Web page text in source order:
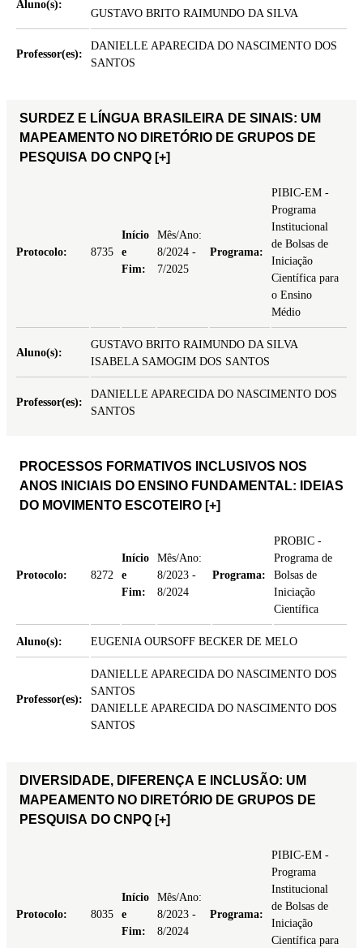
Aluno(s):
GUSTAVO BRITO RAIMUNDO DA SILVA
Professor(es):
DANIELLE APARECIDA DO NASCIMENTO DOS
SANTOS
SURDEZ E LÍNGUA BRASILEIRA DE SINAIS: UM
MAPEAMENTO NO DIRETÓRIO DE GRUPOS DE
PESQUISA DO CNPQ [+]
Protocolo: 8735
Início
e
Fim:
Mês/Ano:
8/2024 -
7/2025
Programa:
PIBIC-EM -
Programa
Institucional
de Bolsas de
Iniciação
Científica para
o Ensino
Médio
Aluno(s):
GUSTAVO BRITO RAIMUNDO DA SILVA
ISABELA SAMOGIM DOS SANTOS
Professor(es):
DANIELLE APARECIDA DO NASCIMENTO DOS
SANTOS
PROCESSOS FORMATIVOS INCLUSIVOS NOS
ANOS INICIAIS DO ENSINO FUNDAMENTAL: IDEIAS
DO MOVIMENTO ESCOTEIRO [+]
Protocolo: 8272
Início
e
Fim:
Mês/Ano:
8/2023 -
8/2024
Programa:
PROBIC -
Programa de
Bolsas de
Iniciação
Científica
Aluno(s): EUGENIA OURSOFF BECKER DE MELO
Professor(es):
DANIELLE APARECIDA DO NASCIMENTO DOS
SANTOS
DANIELLE APARECIDA DO NASCIMENTO DOS
SANTOS
DIVERSIDADE, DIFERENÇA E INCLUSÃO: UM
MAPEAMENTO NO DIRETÓRIO DE GRUPOS DE
PESQUISA DO CNPQ [+]
Protocolo: 8035
Início
e
Fim:
Mês/Ano:
8/2023 -
8/2024
Programa:
PIBIC-EM -
Programa
Institucional
de Bolsas de
Iniciação
Científica para